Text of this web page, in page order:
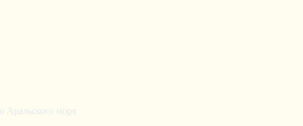
Аральского моря